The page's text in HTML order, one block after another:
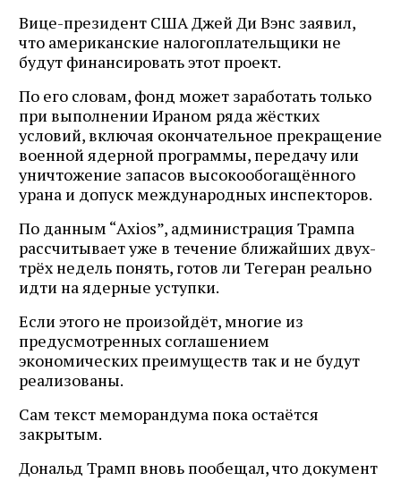
Вице-президент США Джей Ди Вэнс заявил,
что американские налогоплательщики не
будут финансировать этот проект.
По его словам, фонд может заработать только
при выполнении Ираном ряда жёстких
условий, включая окончательное прекращение
военной ядерной программы, передачу или
уничтожение запасов высокообогащённого
урана и допуск международных инспекторов.
По данным “Axios”, администрация Трампа
рассчитывает уже в течение ближайших двух-
трёх недель понять, готов ли Тегеран реально
идти на ядерные уступки.
Если этого не произойдёт, многие из
предусмотренных соглашением
экономических преимуществ так и не будут
реализованы.
Сам текст меморандума пока остаётся
закрытым.
Дональд Трамп вновь пообещал, что документ